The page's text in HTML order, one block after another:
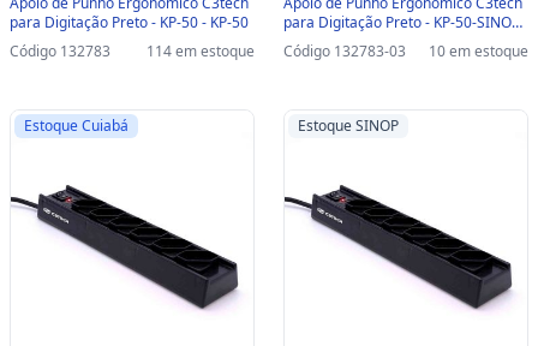
para Digitação Preto - KP-50 - KP-50
Código 132783
114 em estoque
para Digitação Preto - KP-50-SINOP-
03 - KP-50
Código 132783-03 10 em estoque
Estoque Cuiabá Estoque SINOP